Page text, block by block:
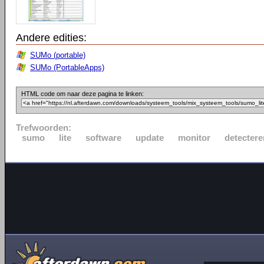
Andere edities:
SUMo (portable)
SUMo (PortableApps)
HTML code om naar deze pagina te linken:
Trefwoorden:
sumo
lite software update monitor